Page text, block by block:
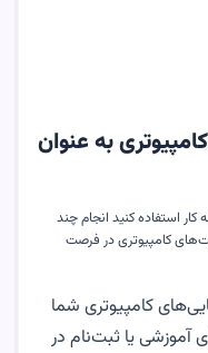
به عنوان
کار استفاده کنید انجام چند
کامپیوتری در فرصت
کامپیوتری شما
آموزشی یا ثبت‌نام در